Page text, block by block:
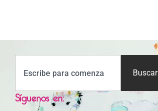
Buscar
Síguenos en: